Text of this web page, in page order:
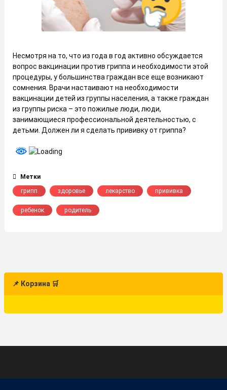
Несмотря на то, что из года в год активно обсуждается
вопрос вакцинации против гриппа и необходимости этой
процедуры, у большинства граждан все еще возникают
сомнения. Врачи настаивают на необходимости
вакцинации детей из группы населения, а также граждан
из группы риска – это пожилые люди, люди,
занимающиеся профессиональной деятельностью, с
детьми. Должен ли я сделать прививку от гриппа?
Метки
грипп
здоровье лекарство прививка
ребенок родитель
📌 Корзина 🛒